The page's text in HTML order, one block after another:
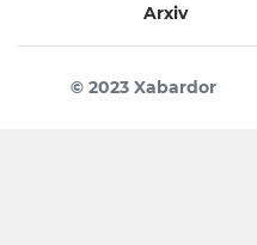
Arxiv
© 2023 Xabardor